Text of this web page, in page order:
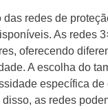
das redes de
As redes
oferecendo
A escolha do
específica de
as redes